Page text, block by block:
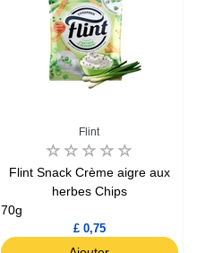
Flint
Flint Snack Crème aigre aux
herbes Chips
70g
£ 0,75